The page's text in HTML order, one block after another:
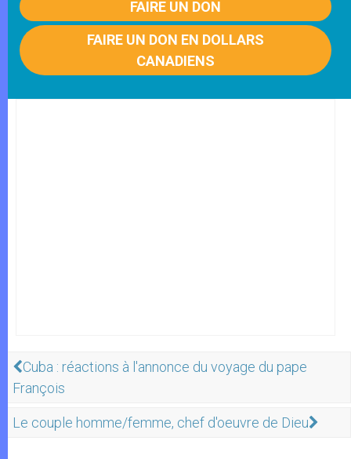
FAIRE UN DON
FAIRE UN DON EN DOLLARS
CANADIENS
Cuba : réactions à l'annonce du voyage du pape
François
Le couple homme/femme, chef d'oeuvre de Dieu